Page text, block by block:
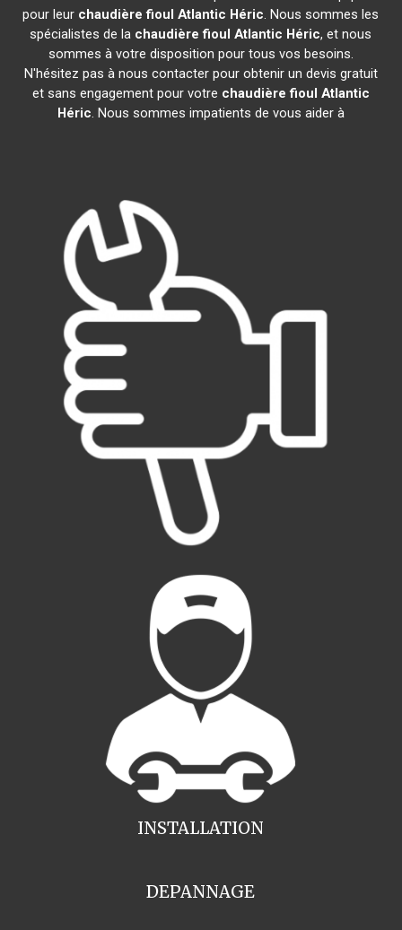
pour leur chaudière fioul Atlantic Héric. Nous sommes les
spécialistes de la chaudière fioul Atlantic Héric, et nous
sommes à votre disposition pour tous vos besoins.
N'hésitez pas à nous contacter pour obtenir un devis gratuit
et sans engagement pour votre chaudière fioul Atlantic
Héric. Nous sommes impatients de vous aider à
INSTALLATION
DEPANNAGE